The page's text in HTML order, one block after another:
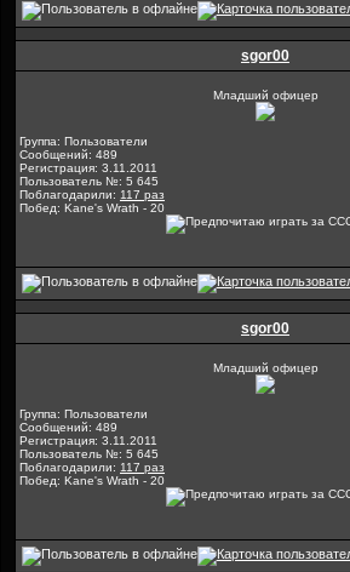
sgor00
Младший офицер
Группа: Пользователи
Сообщений: 489
Регистрация: 3.11.2011
Пользователь №: 5 645
Поблагодарили: 117 раз
Побед: Kane's Wrath - 20
sgor00
Младший офицер
Группа: Пользователи
Сообщений: 489
Регистрация: 3.11.2011
Пользователь №: 5 645
Поблагодарили: 117 раз
Побед: Kane's Wrath - 20